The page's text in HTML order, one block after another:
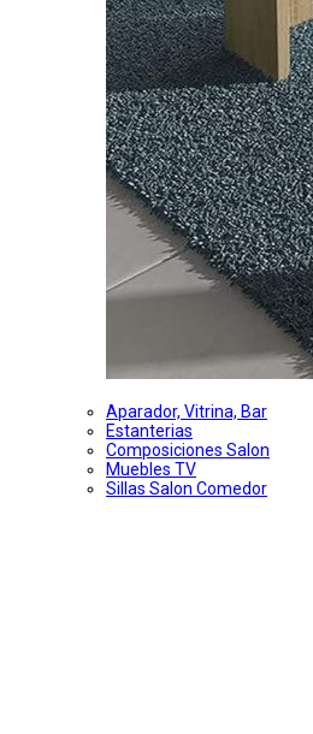
Aparador, Vitrina, Bar
Estanterias
Composiciones Salon
Muebles TV
Sillas Salon Comedor